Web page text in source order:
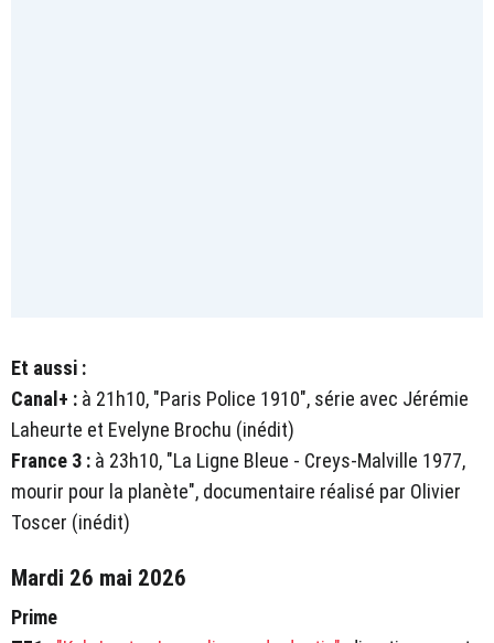
Et aussi :
Canal+ : à 21h10, "Paris Police 1910", série avec Jérémie
Laheurte et Evelyne Brochu (inédit)
France 3 : à 23h10, "La Ligne Bleue - Creys-Malville 1977,
mourir pour la planète", documentaire réalisé par Olivier
Toscer (inédit)
Mardi 26 mai 2026
Prime